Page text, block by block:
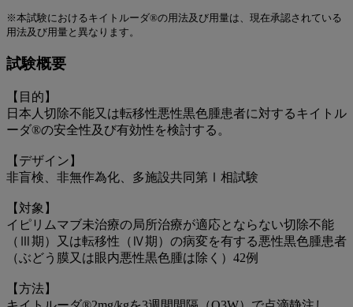
人,P1）
※本試験におけるキイトルーダ®の用法及び用量は、現在承認されている
用法及び用量と異なります。
試験概要
【目的】
日本人切除不能又は転移性悪性黒色腫患者に対するキイトル
ーダ®の安全性及び有効性を検討する。
【デザイン】
非盲検、非無作為化、多施設共同第Ⅰ相試験
【対象】
イピリムマブ未治療の局所治療が適応とならない切除不能
（Ⅲ期）又は転移性（Ⅳ期）の病変を有する悪性黒色腫患者
（ぶどう膜又は眼内悪性黒色腫は除く）42例
【方法】